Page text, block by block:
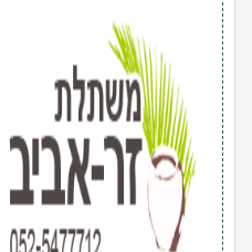
של
דרצנה
25
ליטר